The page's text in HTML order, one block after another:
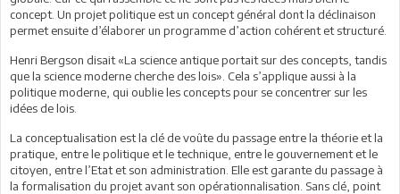
concept. Un projet politique est un concept général dont la déclinaison
permet ensuite d’élaborer un programme d’action cohérent et structuré.
Henri Bergson disait «La science antique portait sur des concepts, tandis
que la science moderne cherche des lois». Cela s’applique aussi à la
politique moderne, qui oublie les concepts pour se concentrer sur les
idées de lois.
La conceptualisation est la clé de voûte du passage entre la théorie et la
pratique, entre le politique et le technique, entre le gouvernement et le
citoyen, entre l’Etat et son administration. Elle est garante du passage à
la formalisation du projet avant son opérationnalisation. Sans clé, point